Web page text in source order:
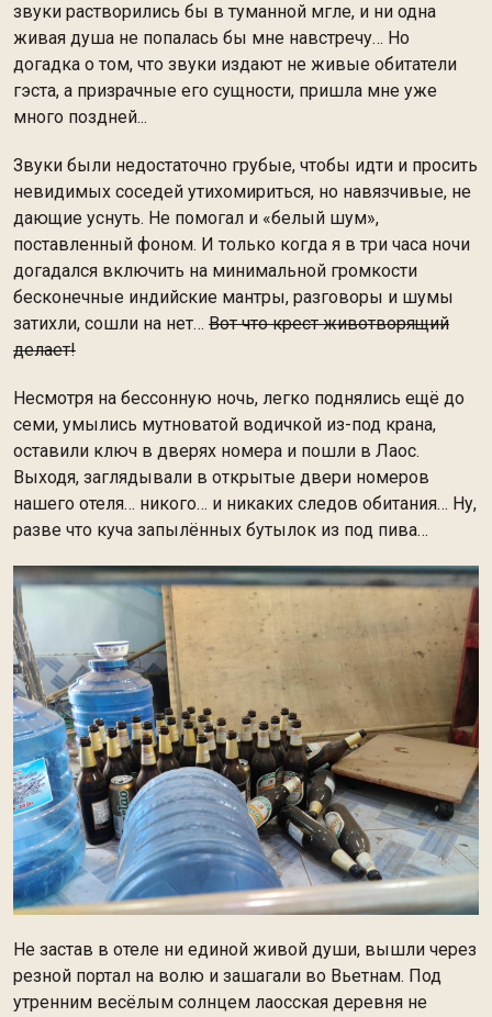
звуки растворились бы в туманной мгле, и ни одна
живая душа не попалась бы мне навстречу… Но
догадка о том, что звуки издают не живые обитатели
гэста, а призрачные его сущности, пришла мне уже
много поздней...
Звуки были недостаточно грубые, чтобы идти и просить
невидимых соседей утихомириться, но навязчивые, не
дающие уснуть. Не помогал и «белый шум»,
поставленный фоном. И только когда я в три часа ночи
догадался включить на минимальной громкости
бесконечные индийские мантры, разговоры и шумы
затихли, сошли на нет… Вот что крест животворящий
делает!
Несмотря на бессонную ночь, легко поднялись ещё до
семи, умылись мутноватой водичкой из-под крана,
оставили ключ в дверях номера и пошли в Лаос.
Выходя, заглядывали в открытые двери номеров
нашего отеля… никого… и никаких следов обитания… Ну,
разве что куча запылённых бутылок из под пива…
Не застав в отеле ни единой живой души, вышли через
резной портал на волю и зашагали во Вьетнам. Под
утренним весёлым солнцем лаосская деревня не